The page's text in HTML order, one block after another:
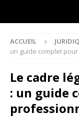
ACCUEIL
un guide complet
Le cadre
: un guide